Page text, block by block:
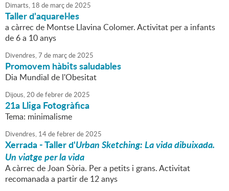
Dimarts, 18 de marçde2025
Taller d'aquarel·les
a càrrec de Montse Llavina Colomer. Activitat per a infants
de 6 a 10 anys
Divendres,7 de marçde2025
Promovem hàbits saludables
Dia Mundial de l'Obesitat
Dijous,20 defebrerde2025
21a Lliga Fotogràfica
Tema: minimalisme
Divendres, 14defebrerde2025
Xerrada - Taller d'Urban Sketching:La vida dibuixada.
Un viatge per la vida
A càrrec de Joan Sòria. Per a petits i grans. Activitat
recomanada a partir de 12 anys